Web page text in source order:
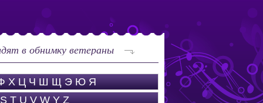
в обнимку ветераны
Х Ц Ч Ш Щ Э Ю Я
S T U V W Y Z